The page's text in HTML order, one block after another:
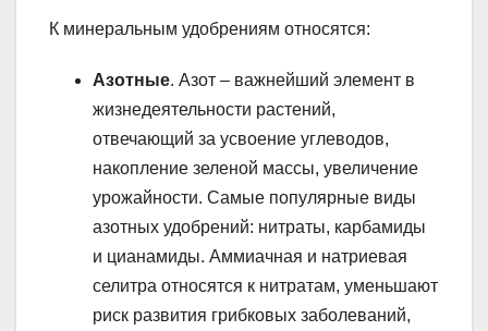
К минеральным удобрениям относятся:
Азотные. Азот – важнейший элемент в
жизнедеятельности растений,
отвечающий за усвоение углеводов,
накопление зеленой массы, увеличение
урожайности. Самые популярные виды
азотных удобрений: нитраты, карбамиды
и цианамиды. Аммиачная и натриевая
селитра относятся к нитратам, уменьшают
риск развития грибковых заболеваний,